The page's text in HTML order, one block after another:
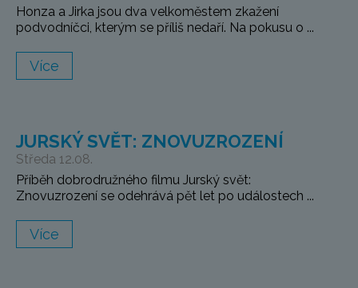
Honza a Jirka jsou dva velkoměstem zkažení
podvodníčci, kterým se příliš nedaří. Na pokusu o ...
Více
JURSKÝ SVĚT: ZNOVUZROZENÍ
Středa 12.08.
Příběh dobrodružného filmu Jurský svět:
Znovuzrození se odehrává pět let po událostech ...
Více